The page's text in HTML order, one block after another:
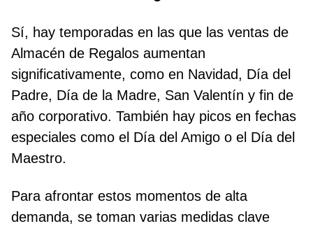
Sí, hay temporadas en las que las ventas de
Almacén de Regalos aumentan
significativamente, como en Navidad, Día del
Padre, Día de la Madre, San Valentín y fin de
año corporativo. También hay picos en fechas
especiales como el Día del Amigo o el Día del
Maestro.
Para afrontar estos momentos de alta
demanda, se toman varias medidas clave